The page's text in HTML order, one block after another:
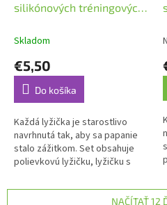
silikónových tréningových
Desert Sand 6m+
Skladom
€5,50
Do košíka
Každá lyžička je starostlivo
navrhnutá tak, aby sa papanie
stalo zážitkom. Set obsahuje
polievkovú lyžičku, lyžičku s
cestovín a lyžičku na...
NAČÍTAŤ 12